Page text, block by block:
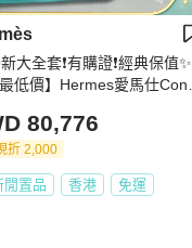
新大全套❗️有購證❗️經典保值✨
低價】Hermes愛馬仕Const
包80,776
折 2,000
閒置品 香港 免運